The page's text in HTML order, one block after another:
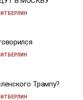
Трампу?